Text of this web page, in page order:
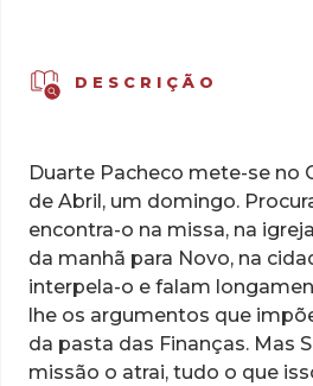
-
em
Santa
à
ida
para
Lisboa
DESCRIÇÃO
Duarte Pacheco mete-se no
de Abril, um domingo.
encontra-o na missa, na
da manhã para Novo, na
interpela-o e falam
lhe os argumentos que
da pasta das Finanças. Mas
missão o atrai, tudo o que